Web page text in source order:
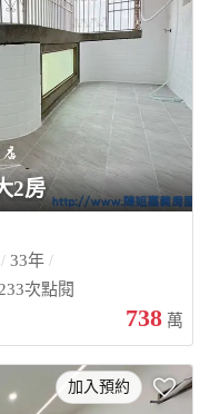
2房
33年
233次點閱
738 萬
加入預約